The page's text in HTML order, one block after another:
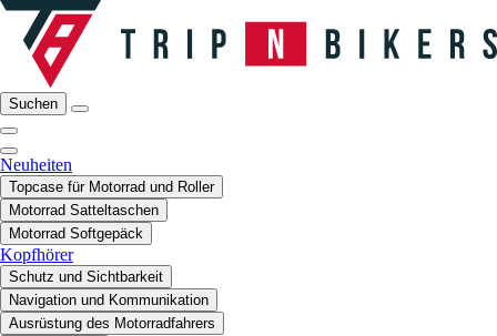
Suchen
Neuheiten
Topcase für Motorrad und Roller
Motorrad Satteltaschen
Motorrad Softgepäck
Kopfhörer
Schutz und Sichtbarkeit
Navigation und Kommunikation
Ausrüstung des Motorradfahrers